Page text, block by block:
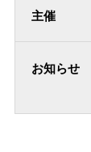
主催
お知らせ